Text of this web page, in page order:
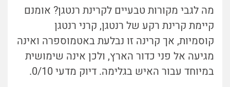
מה לגבי מקורות טבעיים לקרינת רנטגן? אומנם
קיימת קרינת רקע של רנטגן, קרני רנטגן
קוסמיות, אך קרינה זו נבלעת באטמוספרה ואינה
מגיעה אל פני כדור הארץ, ולכן אינה שימושית
במיוחד עבור האיש בגלימה. דיוק מדעי 0/10.